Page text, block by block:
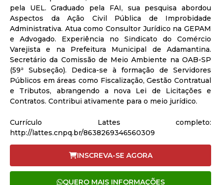
pela UEL. Graduado pela FAI, sua pesquisa abordou
Aspectos da Ação Civil Pública de Improbidade
Administrativa. Atua como Consultor Jurídico na GEPAM
e Advogado. Experiência no Sindicato do Comércio
Varejista e na Prefeitura Municipal de Adamantina.
Secretário da Comissão de Meio Ambiente na OAB-SP
(59ª Subseção). Dedica-se à formação de Servidores
Públicos em áreas como Fiscalização, Gestão Contratual
e Tributos, abrangendo a nova Lei de Licitações e
Contratos. Contribui ativamente para o meio jurídico.
Currículo Lattes completo:
http://lattes.cnpq.br/8638269346560309
INSCREVA-SE AGORA
QUERO MAIS INFORMAÇÕES